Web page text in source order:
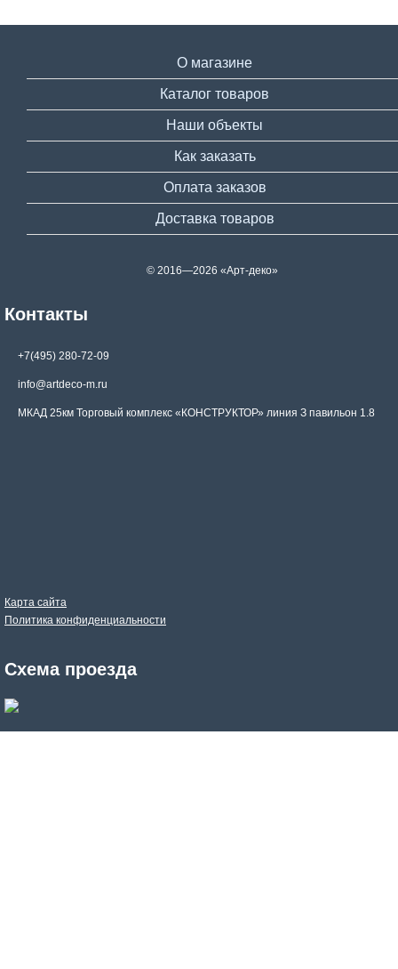
О магазине
Каталог товаров
Наши объекты
Как заказать
Оплата заказов
Доставка товаров
© 2016—2026 «Арт-деко»
Контакты
+7(495) 280-72-09
info@artdeco-m.ru
МКАД 25км Торговый комплекс «КОНСТРУКТОР» линия З павильон 1.8
Карта сайта
Политика конфиденциальности
Схема проезда